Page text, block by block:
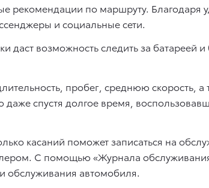
рекомендации по маршруту. Благодаря
и социальные сети.
возможность следить за батареей и
пробег, среднюю скорость, а
спустя долгое время,
касаний поможет записаться на
С помощью «Журнала
обслуживания автомобиля.